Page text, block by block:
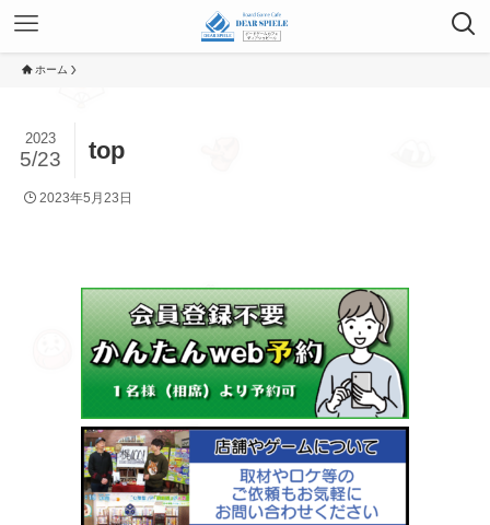
ホーム
top
2023
5/23
2023年5月23日